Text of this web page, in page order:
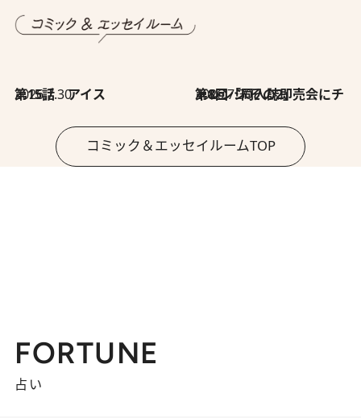
2026.7.30
第15話 アイス 2026.7.30
第8回「同人誌即売会にチャレンジ その2」
コミック＆エッセイルームTOP
FORTUNE
占い